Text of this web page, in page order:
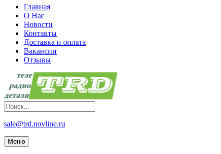
Главная
О Нас
Новости
Контакты
Доставка и оплата
Вакансии
Отзывы
sale@trd.novline.ru
Меню